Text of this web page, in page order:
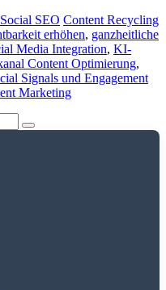
Social SEO Content Recycling
erhöhen, ganzheitliche
Media Integration, KI-
Content Optimierung,
Signals und Engagement
Marketing